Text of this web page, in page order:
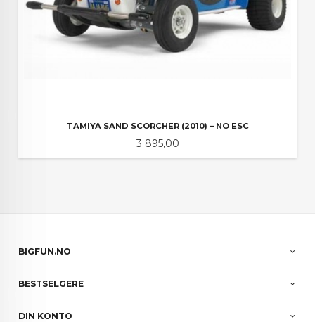
TAMIYA SAND SCORCHER (2010) – NO ESC
Pris
3 895,00
BIGFUN.NO
BESTSELGERE
DIN KONTO